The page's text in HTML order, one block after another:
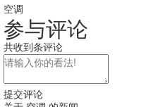
空调
参与评论
共收到条评论
提交评论